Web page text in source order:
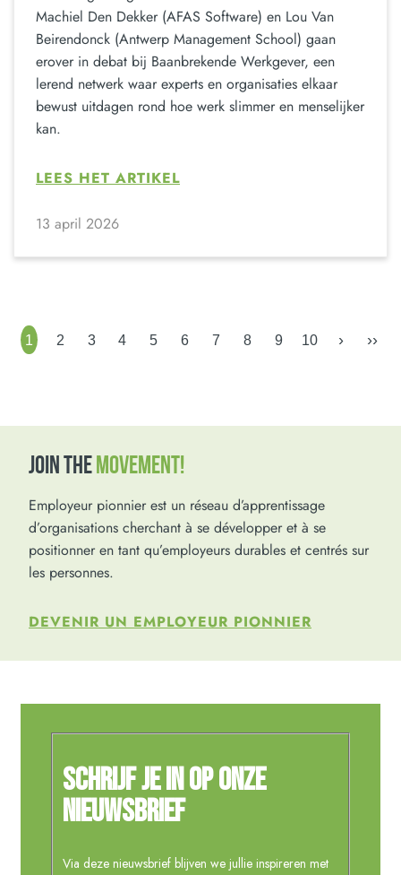
Machiel Den Dekker (AFAS Software) en Lou Van
Beirendonck (Antwerp Management School) gaan
erover in debat bij Baanbrekende Werkgever, een
lerend netwerk waar experts en organisaties elkaar
bewust uitdagen rond hoe werk slimmer en menselijker
kan.
LEES HET ARTIKEL
13 april 2026
1 2 3 4 5 6 7 8 9 10 › ››
JOIN THEMOVEMENT!
Employeur pionnier est un réseau d’apprentissage
d’organisations cherchant à se développer et à se
positionner en tant qu’employeurs durables et centrés sur
les personnes.
DEVENIR UN EMPLOYEUR PIONNIER